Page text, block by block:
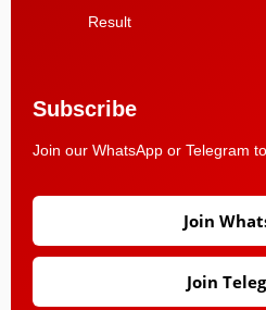
Result
Subscribe
Join our WhatsApp or Telegram
Join
Join